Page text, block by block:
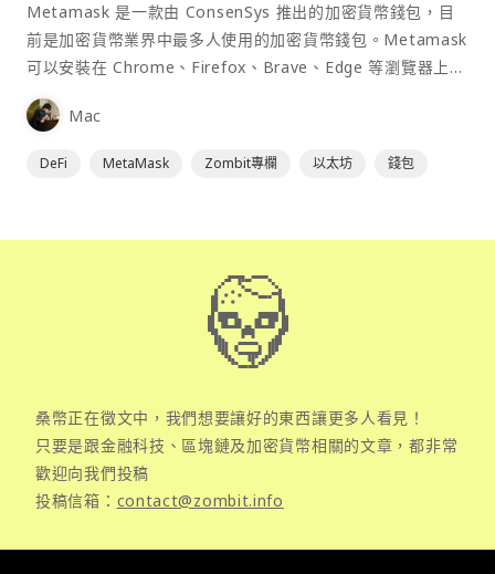
Metamask 是一款由 ConsenSys 推出的加密貨幣錢包，目
前是加密貨幣業界中最多人使用的加密貨幣錢包。Metamask
可以安裝在 Chrome、Firefox、Brave、Edge 等瀏覽器上作
為插件使用，具備許多功能且使用上非常方便。
Mac
DeFi MetaMask Zombit專欄 以太坊 錢包
桑幣正在徵文中，我們想要讓好的東西讓更多人看見！
只要是跟金融科技、區塊鏈及加密貨幣相關的文章，都非常
歡迎向我們投稿
投稿信箱： contact@zombit.info